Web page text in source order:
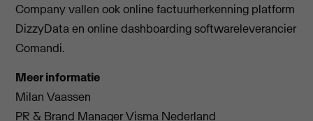
Company vallen ook online factuurherkenning platform
DizzyData en online dashboarding softwareleverancier
Comandi.
Meer informatie
Milan Vaassen
PR & Brand Manager Visma Nederland